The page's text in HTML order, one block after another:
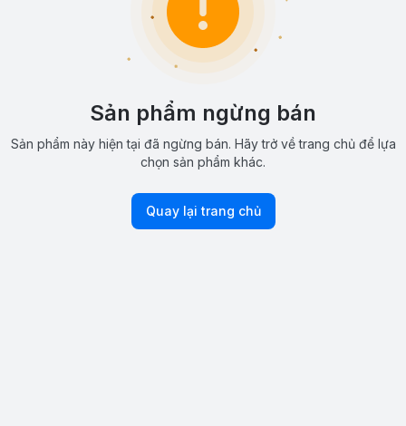
Sản phẩm ngừng bán
Sản phẩm này hiện tại đã ngừng bán. Hãy trở về trang chủ để lựa
chọn sản phẩm khác.
Quay lại trang chủ